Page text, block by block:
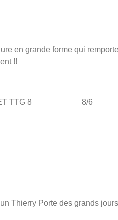
en grande forme qui
!!
TTG 8 8/6
Thierry Porte des grands